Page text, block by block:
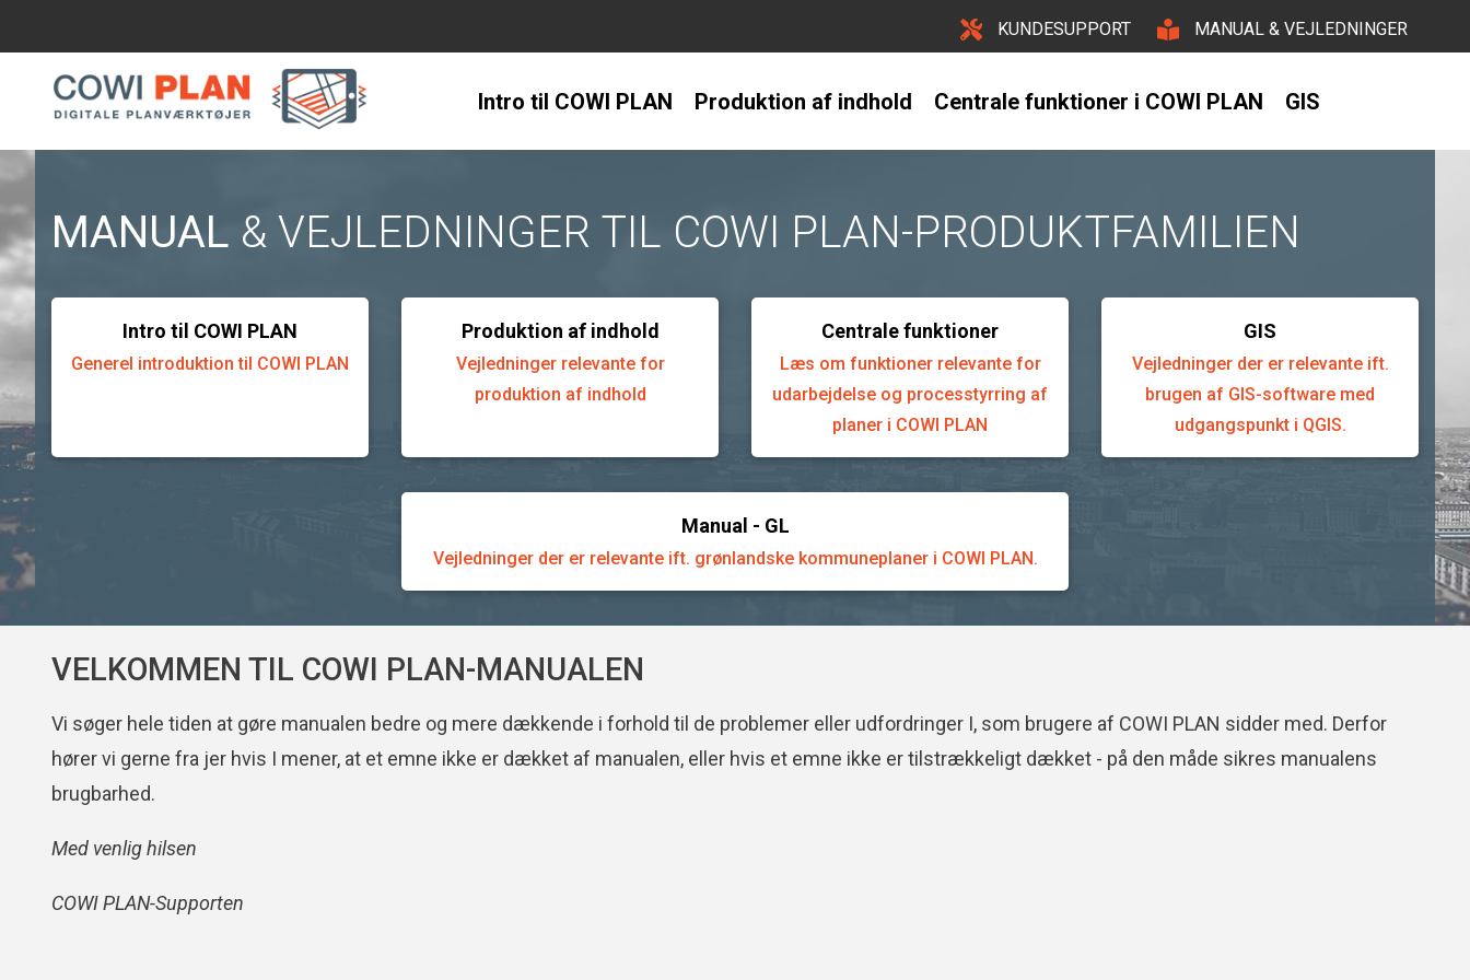
KUNDESUPPORT MANUAL & VEJLEDNINGER
Intro til COWI PLAN Produktion af indhold Centrale funktioner i COWI PLAN GIS
MANUAL & VEJLEDNINGER TIL COWI PLAN-PRODUKTFAMILIEN
Generel introduktion til COWI PLAN
Intro til COWI PLAN
Vejledninger relevante for
produktion af indhold
Produktion af indhold
Læs om funktioner relevante for
udarbejdelse og processtyrring af
planer i COWI PLAN
Centrale funktioner
Vejledninger der er relevante ift.
brugen af GIS-software med
udgangspunkt i QGIS.
GIS
Vejledninger der er relevante ift. grønlandske kommuneplaner i COWI PLAN.
Manual - GL
VELKOMMEN TIL COWI PLAN-MANUALEN
Vi søger hele tiden at gøre manualen bedre og mere dækkende i forhold til de problemer eller udfordringer I, som brugere af COWI PLAN sidder med. Derfor
hører vi gerne fra jer hvis I mener, at et emne ikke er dækket af manualen, eller hvis et emne ikke er tilstrækkeligt dækket - på den måde sikres manualens
brugbarhed.
Med venlig hilsen
COWI PLAN-Supporten